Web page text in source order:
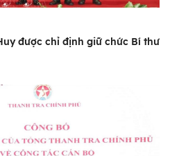
được chỉ định giữ chức Bí thư